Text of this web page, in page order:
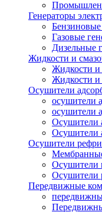
Генераторы
Газовые
Дизельные
Жидкости и
Жидкости и
Жидкости и
Осушители
осушители
осушители
Осушители
Осушители
Осушители
Осушители
Осушители
Передвижные